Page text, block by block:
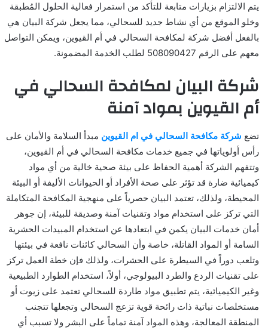
يتم الالتزام بزيارات متابعة للتأكد من استمرار فعالية الحلول المُطبقة
وخلو الموقع من أي نشاط جديد للسحالي، مما يجعل شركة البيان هي
بالفعل أفضل شركة لمكافحة السحالي في أم القيوين، ويمكن التواصل
معهم على الرقم 508090427 لطلب الخدمة المضمونة.
شركة البيان لمكافحة السحالي في
أم القيوين بمواد آمنة
تضع شركة مكافحة السحالي في ام القيوين مبدأ السلامة والأمان على
رأس أولوياتها في جميع خدمات مكافحة السحالي في أم القيوين،
وتتفهم الشركة أهمية الحفاظ على بيئة صحية خالية من أي مواد
كيميائية ضارة قد تؤثر على صحة الأفراد أو الحيوانات الأليفة أو البيئة
المحيطة، ولذلك، تعتمد البيان حصرياً على منهجية المكافحة المتكاملة
التي تركز على استخدام مواد وتقنيات آمنة وصديقة للبيئة، إن جوهر
أمان خدمات البيان يكمن في ابتعادها عن استخدام المبيدات الحشرية
السامة أو المواد القاتلة، خاصة وأن السحالي كائنات نافعة في بيئتها
وتلعب دوراً في السيطرة على الحشرات، ولذلك فإن خطة العمل تركز
على تقنيات الردع والطرد البيولوجي، أولاً، استخدام الطوارد الطبيعية
وغير الكيميائية، يتم تطبيق مواد طاردة للسحالي تعتمد على زيوت أو
مستخلصات نباتية ذات رائحة قوية تزعج السحالي وتجعلها تتجنب
المنطقة المعالجة، وهذه المواد آمنة تماماً على البشر ولا تسبب أي